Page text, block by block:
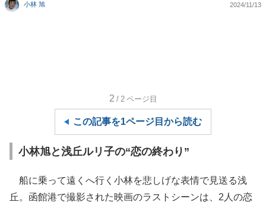
小林 旭 2024/11/13
2 /2 ページ目
この記事を1ページ目から読む
小林旭と浅丘ルリ子の“恋の終わり”
船に乗って遠くへ行く小林を悲しげな表情で見送る浅
丘。函館港で撮影された映画のラストシーンは、2人の恋